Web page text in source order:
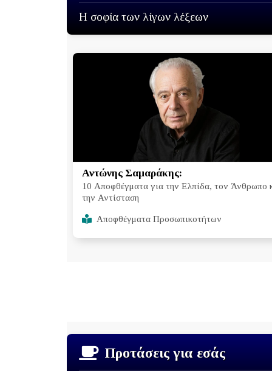
Η σοφία των λίγων λέξεων
Αντώνης Σαμαράκης:
10 Αποφθέγματα για την Ελπίδα, τον Άνθρωπο
την Αντίσταση
Αποφθέγματα Προσωπικοτήτων
Προτάσεις για εσάς